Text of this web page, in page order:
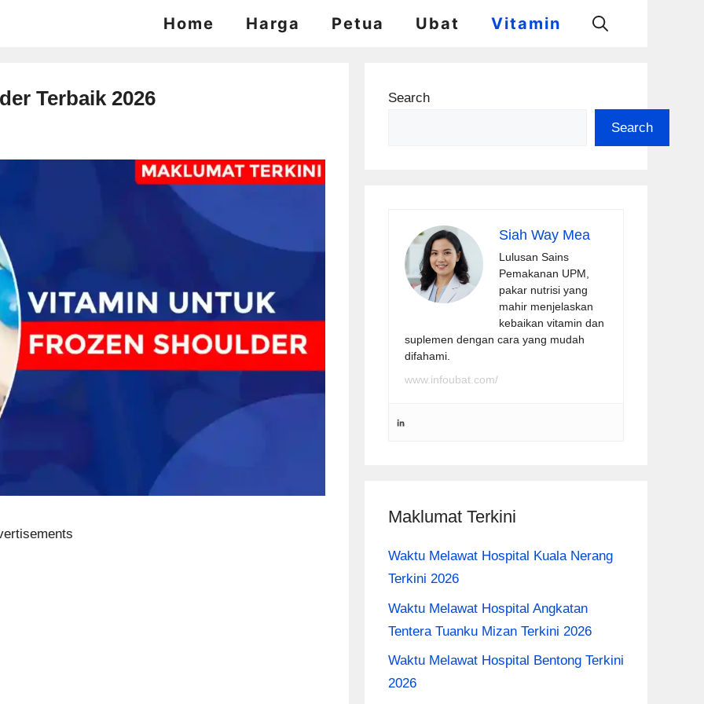
Home Harga Petua Ubat Vitamin
Terbaik 2026
Search
Search
Siah Way Mea
Lulusan Sains
Pemakanan UPM,
pakar nutrisi yang
mahir menjelaskan
kebaikan vitamin dan
suplemen dengan cara yang mudah
difahami.
www.infoubat.com/
Maklumat Terkini
Waktu Melawat Hospital Kuala Nerang
Terkini 2026
Waktu Melawat Hospital Angkatan
Tentera Tuanku Mizan Terkini 2026
Waktu Melawat Hospital Bentong Terkini
2026